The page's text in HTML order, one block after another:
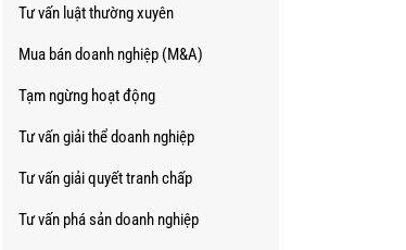
Tư vấn luật thường xuyên
Mua bán doanh nghiệp (M&A)
Tạm ngừng hoạt động
Tư vấn giải thể doanh nghiệp
Tư vấn giải quyết tranh chấp
Tư vấn phá sản doanh nghiệp